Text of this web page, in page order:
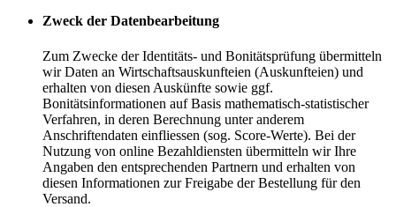
Zweck der Datenbearbeitung
Zum Zwecke der Identitäts- und Bonitätsprüfung übermitteln
wir Daten an Wirtschaftsauskunfteien (Auskunfteien) und
erhalten von diesen Auskünfte sowie ggf.
Bonitätsinformationen auf Basis mathematisch-statistischer
Verfahren, in deren Berechnung unter anderem
Anschriftendaten einfliessen (sog. Score-Werte). Bei der
Nutzung von online Bezahldiensten übermitteln wir Ihre
Angaben den entsprechenden Partnern und erhalten von
diesen Informationen zur Freigabe der Bestellung für den
Versand.